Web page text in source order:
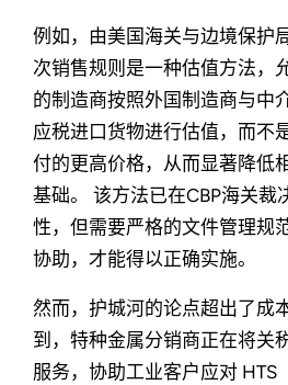
例如，由美国海关与边境保护
次销售规则是一种估值方法，
的制造商按照外国制造商与中
应税进口货物进行估值，而不
付的更高价格，从而显著降低
基础。 该方法已在CBP海关裁
性，但需要严格的文件管理规
协助，才能得以正确实施。
然而，护城河的论点超出了成
到，特种金属分销商正在将关
服务，协助工业客户应对 HTS